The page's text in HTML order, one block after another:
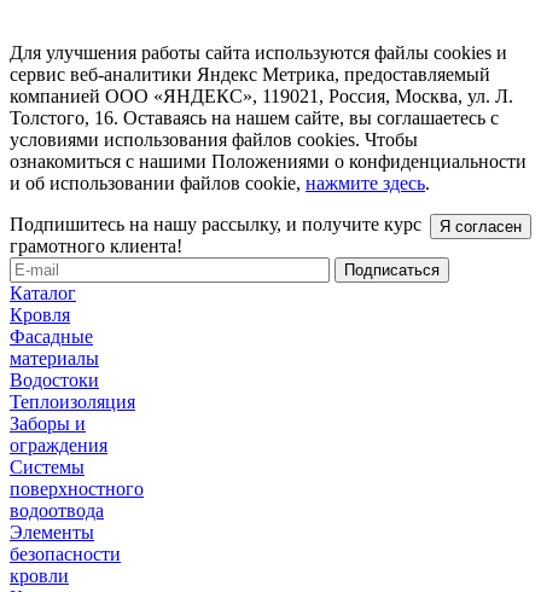
Для улучшения работы сайта используются файлы cookies и
сервис веб-аналитики Яндекс Метрика, предоставляемый
компанией ООО «ЯНДЕКС», 119021, Россия, Москва, ул. Л.
Толстого, 16. Оставаясь на нашем сайте, вы соглашаетесь с
условиями использования файлов cookies. Чтобы
ознакомиться с нашими Положениями о конфиденциальности
и об использовании файлов cookie, нажмите здесь.
Я согласен
Подпишитесь на нашу рассылку, и получите курс
грамотного клиента!
Каталог
Кровля
Фасадные
материалы
Водостоки
Теплоизоляция
Заборы и
ограждения
Системы
поверхностного
водоотвода
Элементы
безопасности
кровли